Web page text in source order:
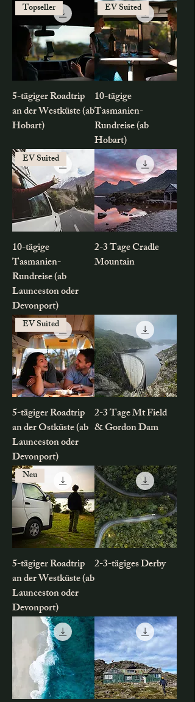
Topseller
5-tägiger Roadtrip
an der Westküste (ab
Hobart)
EV Suited
10-tägige
Tasmanien-
Rundreise (ab
Hobart)
EV Suited
10-tägige
Tasmanien-
Rundreise (ab
Launceston oder
Devonport)
2-3 Tage Cradle
Mountain
EV Suited
5-tägiger Roadtrip
an der Ostküste (ab
Launceston oder
Devonport)
2-3 Tage Mt Field
& Gordon Dam
Neu
5-tägiger Roadtrip
an der Westküste (ab
Launceston oder
Devonport)
2-3-tägiges Derby